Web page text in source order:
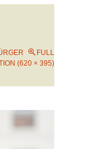
FULL
(620 × 395)